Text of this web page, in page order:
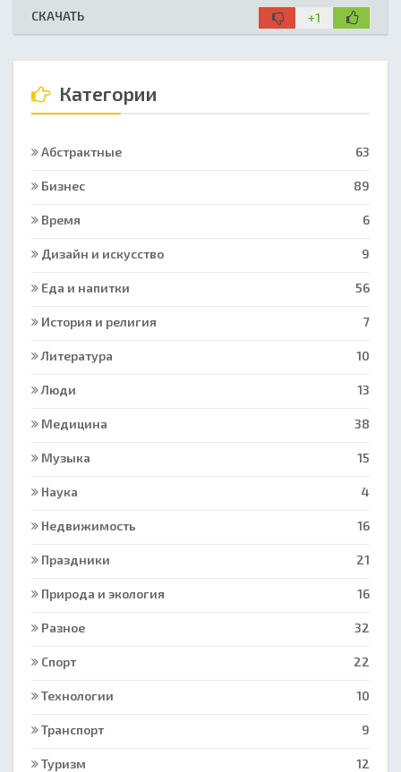
СКАЧАТЬ +1
Категории
Абстрактные 63
Бизнес 89
Время 6
Дизайн и искусство 9
Еда и напитки 56
История и религия 7
Литература 10
Люди 13
Медицина 38
Музыка 15
Наука 4
Недвижимость 16
Праздники 21
Природа и экология 16
Разное 32
Спорт 22
Технологии 10
Транспорт 9
Туризм 12